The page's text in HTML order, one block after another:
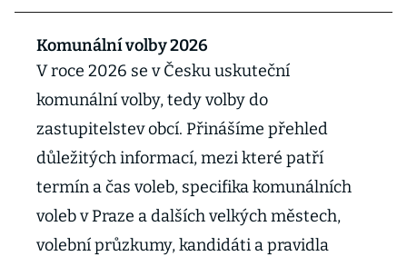
Komunální volby 2026
V roce 2026 se v Česku uskuteční
komunální volby, tedy volby do
zastupitelstev obcí. Přinášíme přehled
důležitých informací, mezi které patří
termín a čas voleb, specifika komunálních
voleb v Praze a dalších velkých městech,
volební průzkumy, kandidáti a pravidla